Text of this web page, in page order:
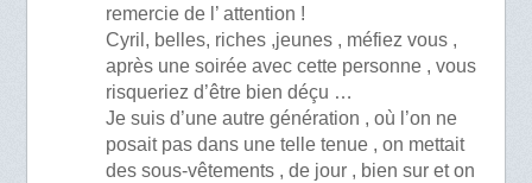
remercie de l’ attention !
Cyril, belles, riches ,jeunes , méfiez vous ,
après une soirée avec cette personne , vous
risqueriez d’être bien déçu …
Je suis d’une autre génération , où l’on ne
posait pas dans une telle tenue , on mettait
des sous-vêtements , de jour , bien sur et on